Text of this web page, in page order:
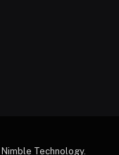
Nimble Technology.